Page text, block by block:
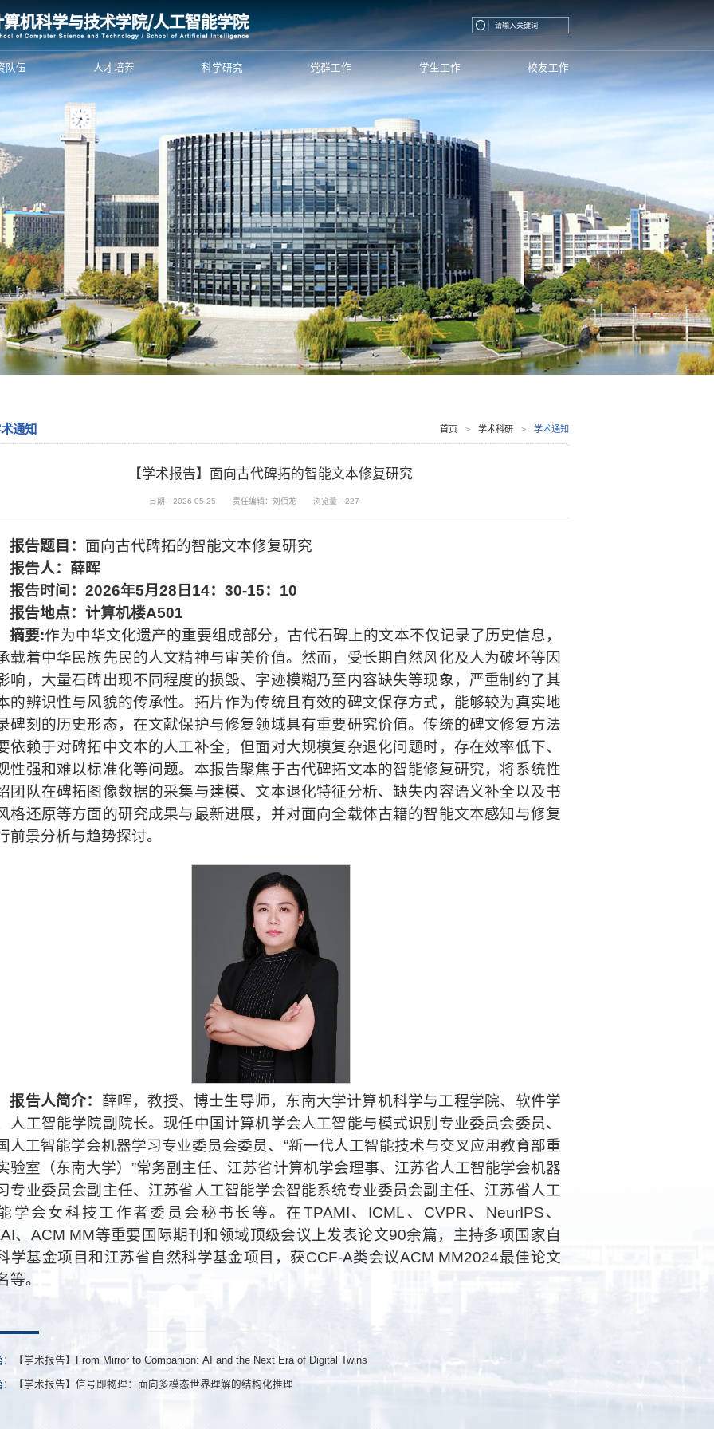
队伍 人才培养 科学研究 党群工作 学生工作 校友工作
通知 首页 > 学术科研 > 学术通知
【学术报告】面向古代碑拓的智能文本修复研究
日期：2026-05-25 责任编辑：刘佰龙 浏览量： 227
报告题目： 面向古代碑拓的智能文本修复研究
报告人：薛晖
报告时间：2026年5月28 日 14：30-15： 10
报告地点：计算机楼A501
摘要:作为中华文化遗产的重要组成部分，古代石碑上的文本不仅记录了历史信息，
载着中华民族先民的人文精神与审美价值。然而，受长期自然风化及人为破坏等因
响，大量石碑出现不同程度的损毁、字迹模糊乃至内容缺失等现象，严重制约了其
的辨识性与风貌的传承性。拓片作为传统且有效的碑文保存方式，能够较为真实地
碑刻的历史形态，在文献保护与修复领域具有重要研究价值。传统的碑文修复方法
依赖于对碑拓中文本的人工补全，但面对大规模复杂退化问题时，存在效率低下、
性强和难以标准化等问题。本报告聚焦于古代碑拓文本的智能修复研究，将系统性
团队在碑拓图像数据的采集与建模、文本退化特征分析、缺失内容语义补全以及书
格还原等方面的研究成果与最新进展，并对面向全载体古籍的智能文本感知与修复
前景分析与趋势探讨。
报告人简介： 薛晖，教授、博士生导师，东南大学计算机科学与工程学院、软件学
人工智能学院副院长。现任中国计算机学会人工智能与模式识别专业委员会委员、
人工智能学会机器学习专业委员会委员、“新一代人工智能技术与交叉应用教育部重
验室（东南大学）”常务副主任、江苏省计算机学会理事、江苏省人工智能学会机器
专业委员会副主任、江苏省人工智能学会智能系统专业委员会副主任、江苏省人工
学会女科技工作者委员会秘书长等。在TPAMI、ICML、CVPR、NeurIPS、
、ACM MM等重要国际期刊和领域顶级会议上发表论文90余篇，主持多项国家自
学基金项目和江苏省自然科学基金项目，获CCF-A类会议ACM MM2024最佳论文
等。
【学术报告】From Mirror to Companion: AI and the Next Era of Digital Twins
【学术报告】信号即物理：面向多模态世界理解的结构化推理